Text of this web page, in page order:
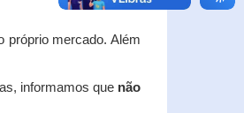
próprio mercado. Além
informamos que não